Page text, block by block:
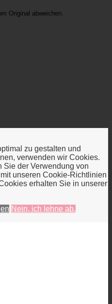
Original abweichen.
zu gestalten und
verwenden wir Cookies.
Sie der Verwendung von
unseren Cookie-Richtlinien
erhalten Sie in unserer
Nein, ich lehne ab.